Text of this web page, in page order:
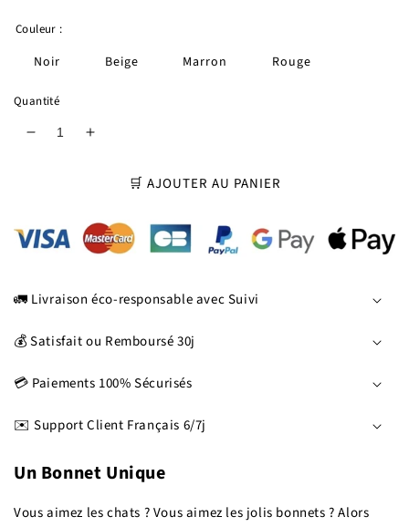
Couleur :
Noir Beige Marron Rouge
Quantité
Réduire
Chat
Petites
Augmenter
quantité
Chat
Petites
🛒 AJOUTER AU PANIER
🚛 Livraison éco-responsable avec Suivi
💰 Satisfait ou Remboursé 30j
💳 Paiements 100% Sécurisés
✉️ Support Client Français 6/7j
Un Bonnet Unique
Vous aimez les chats ? Vous aimez les jolis bonnets ? Alors